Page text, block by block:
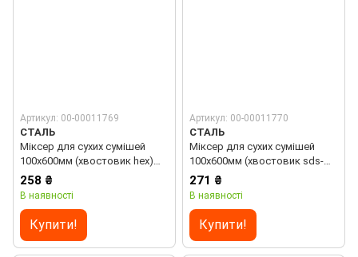
Артикул: 00-00011769
СТАЛЬ
Міксер для сухих сумішей
100х600мм (хвостовик hex)
Сталь
258 ₴
В наявності
Купити!
Артикул: 00-00011770
СТАЛЬ
Міксер для сухих сумішей
100х600мм (хвостовик sds-
plus) Сталь
271 ₴
В наявності
Купити!